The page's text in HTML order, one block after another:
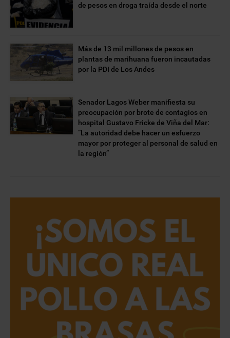
de pesos en droga traída desde el norte
Más de 13 mil millones de pesos en
plantas de marihuana fueron incautadas
por la PDI de Los Andes
Senador Lagos Weber manifiesta su
preocupación por brote de contagios en
hospital Gustavo Fricke de Viña del Mar:
“La autoridad debe hacer un esfuerzo
mayor por proteger al personal de salud en
la región”